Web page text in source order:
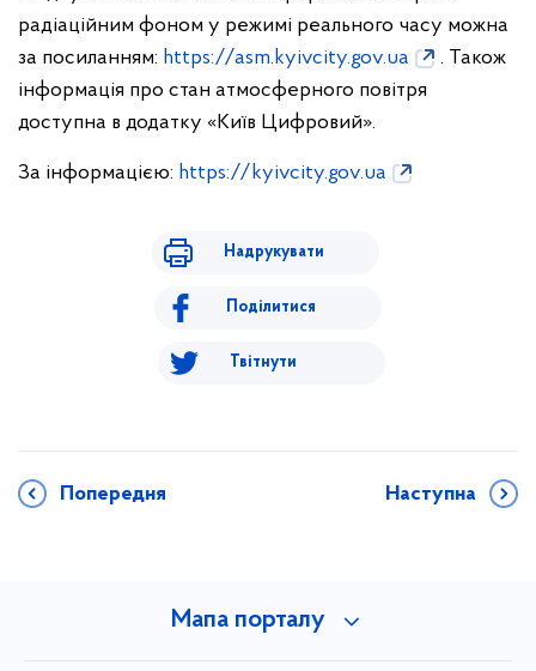
радіаційним фоном у режимі реального часу можна
за посиланням: https://asm.kyivcity.gov.ua
. Також
інформація про стан атмосферного повітря
доступна в додатку «Київ Цифровий».
За інформацією: https://kyivcity.gov.ua
Надрукувати
Поділитися
Твітнути
Попередня Наступна
Мапа порталу